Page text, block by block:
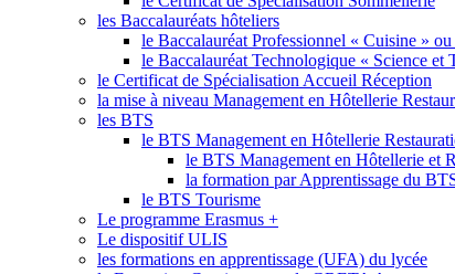
les Baccalauréats hôteliers
le Baccalauréat Professionnel « Cuisine »
le Baccalauréat Technologique « Science et
le Certificat de Spécialisation Accueil Réception
la mise à niveau Management en Hôtellerie
les BTS
le BTS Management en Hôtellerie
le BTS Management en Hôtellerie et
la formation par Apprentissage du
le BTS Tourisme
Le programme Erasmus +
Le dispositif ULIS
les formations en apprentissage (UFA) du lycée